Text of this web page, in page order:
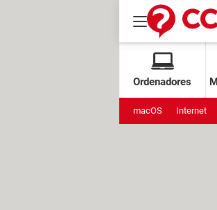
Ordenadores
macOS Internet